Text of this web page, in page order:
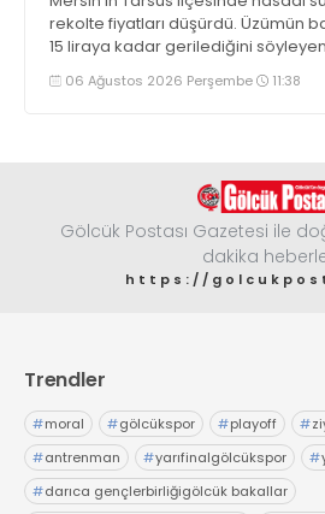
rekolte fiyatları düşürdü. Üzümün
15 liraya kadar gerilediğini
tepki gösterdi
06 Ağustos 2026 Perşembe 11:38
Gölcük Postası Gazetesi ile
dakika
https://
Trendler
#moral #gölcükspor #playoff #
#antrenman #yarıfinalgölcükspor #
#darıca gençlerbirliğigölcük bakallar